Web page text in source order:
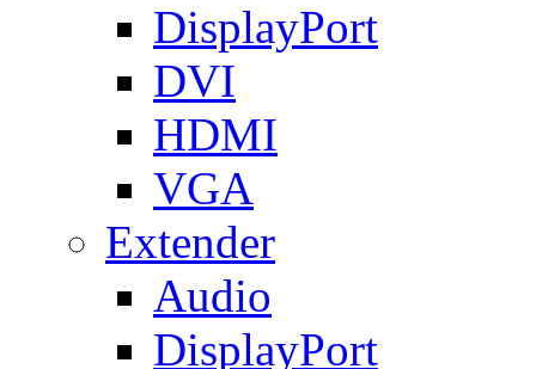
DisplayPort
DVI
HDMI
VGA
Extender
Audio
DisplayPort